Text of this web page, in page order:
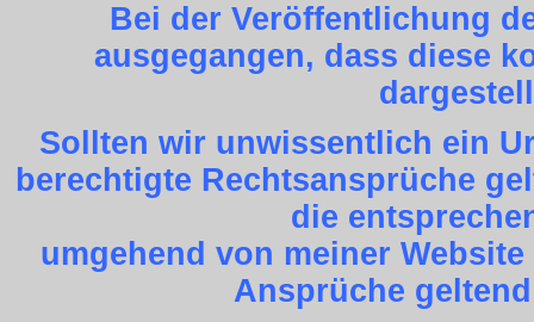
Bei der Veröffentlichung
ausgegangen, dass diese
Sollten wir unwissentlich ein
berechtigte Rechtsansprüche
die
umgehend von meiner
Ansprüche